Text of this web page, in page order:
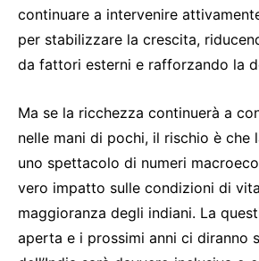
continuare a intervenire
per stabilizzare la crescita,
da fattori esterni e rafforzando la
Ma se la ricchezza continuerà a
nelle mani di pochi, il rischio è che
uno spettacolo di numeri
vero impatto sulle condizioni di
maggioranza degli indiani. La
aperta e i prossimi anni ci diranno